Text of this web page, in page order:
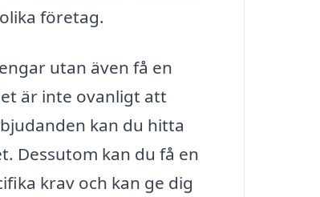
företag.
utan även få en
är inte ovanligt att
kan du hitta
Dessutom kan du få en
krav och kan ge dig